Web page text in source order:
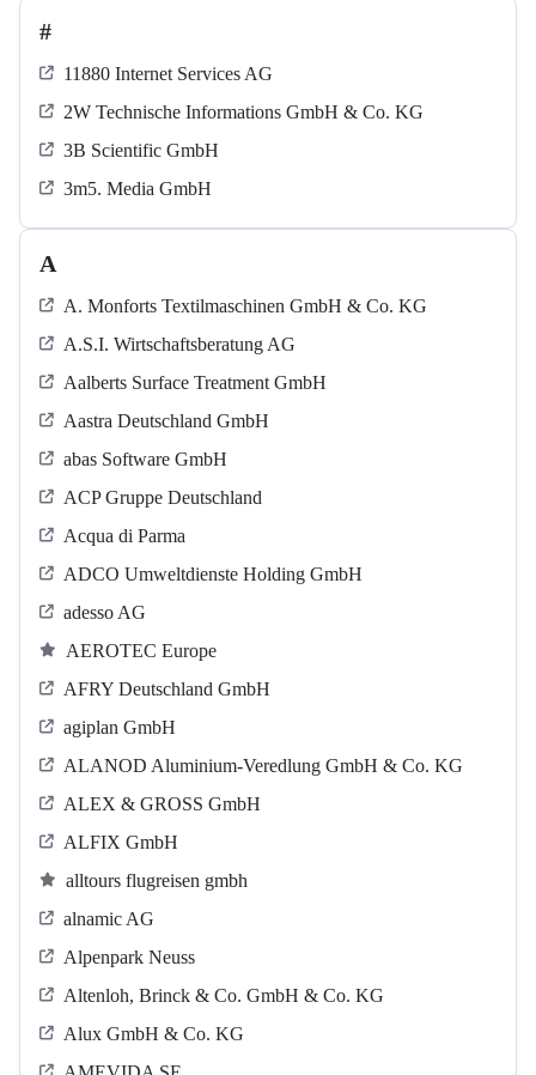
#
11880 Internet Services AG
2W Technische Informations GmbH & Co. KG
3B Scientific GmbH
3m5. Media GmbH
A
A. Monforts Textilmaschinen GmbH & Co. KG
A.S.I. Wirtschaftsberatung AG
Aalberts Surface Treatment GmbH
Aastra Deutschland GmbH
abas Software GmbH
ACP Gruppe Deutschland
Acqua di Parma
ADCO Umweltdienste Holding GmbH
adesso AG
AEROTEC Europe
AFRY Deutschland GmbH
agiplan GmbH
ALANOD Aluminium-Veredlung GmbH & Co. KG
ALEX & GROSS GmbH
ALFIX GmbH
alltours flugreisen gmbh
alnamic AG
Alpenpark Neuss
Altenloh, Brinck & Co. GmbH & Co. KG
Alux GmbH & Co. KG